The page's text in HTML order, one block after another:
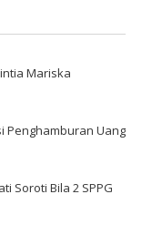
Mariska
Penghamburan Uang
Soroti Bila 2 SPPG